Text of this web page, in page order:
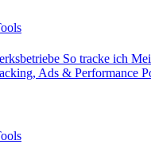
So tracke ich
Ads & Performance